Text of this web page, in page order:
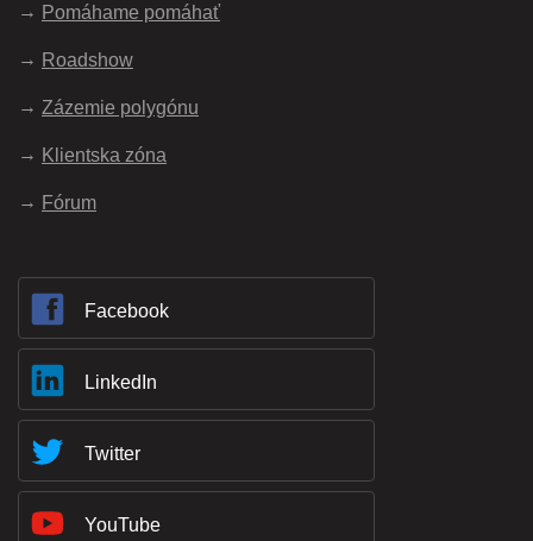
Pomáhame pomáhať
Roadshow
Zázemie polygónu
Klientska zóna
Fórum
Facebook
LinkedIn
Twitter
YouTube